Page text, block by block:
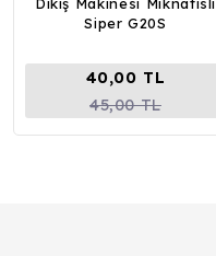
Siper G20S
40,00 TL
45,00 TL